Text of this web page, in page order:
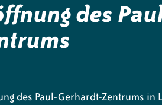
des
des Paul-Gerhardt-Zentrums in